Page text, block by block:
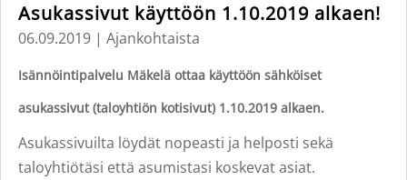
Asukassivut käyttöön 1.10.2019 alkaen!
06.09.2019 | Ajankohtaista
Isännöintipalvelu Mäkelä ottaa käyttöön sähköiset
asukassivut (taloyhtiön kotisivut) 1.10.2019 alkaen.
Asukassivuilta löydät nopeasti ja helposti sekä
taloyhtiötäsi että asumistasi koskevat asiat.